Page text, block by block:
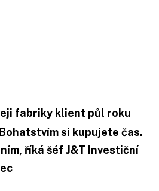
fabriky klient půl roku
si kupujete čas.
říká šéf J&T Investiční